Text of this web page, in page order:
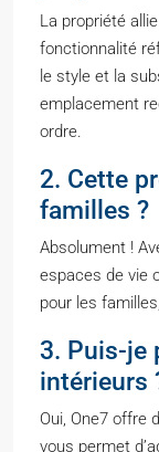
La propriété
fonctionnalité
le style et la
emplacement
ordre.
2. Cette
familles ?
Absolument !
espaces de vie
pour les
3. Puis-je
intérieurs
Oui, One7 offre
vous permet